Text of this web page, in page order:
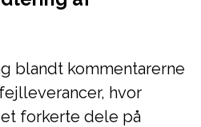
blandt kommentarerne
hvor
forkerte dele på